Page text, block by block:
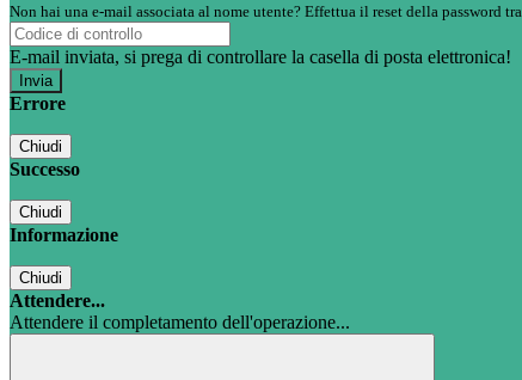
Non hai una e-mail associata al nome utente? Effettua il reset della password
E-mail inviata, si prega di controllare la casella di posta elettronica!
Errore
Chiudi
Successo
Chiudi
Informazione
Chiudi
Attendere...
Attendere il completamento dell'operazione...